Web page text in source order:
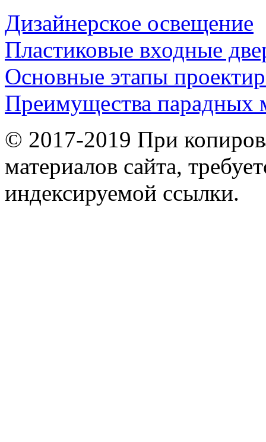
Дизайнерское освещение
Пластиковые входные
Основные этапы
Преимущества парадных
© 2017-2019 При
материалов сайта,
индексируемой ссылки.